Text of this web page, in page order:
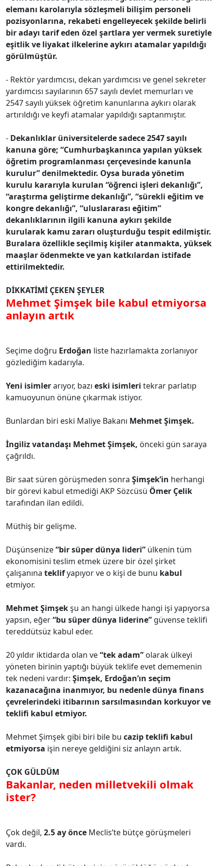
elemanı karolarıyla sözleşmeli bilişim personeli
pozisyonlarına, rekabeti engelleyecek şekilde belirli
bir adayı tarif eden özel şartlara yer vermek suretiyle
eşitlik ve liyakat ilkelerine aykırı atamalar yapıldığı
görülmüştür.
- Rektör yardımcısı, dekan yardımcısı ve genel sekreter
yardımcısı sayılarının 657 sayılı devlet memurları ve
2547 sayılı yüksek öğretim kanunlarına aykırı olarak
artırıldığı ve keyfi atamalar yapıldığı saptanmıştır.
- Dekanlıklar üniversitelerde sadece 2547 sayılı
kanuna göre; “Cumhurbaşkanınca yapılan yüksek
öğretim programlanması çerçevesinde kanunla
kurulur” denilmektedir. Oysa burada yönetim
kurulu kararıyla kurulan “öğrenci işleri dekanlığı”,
“araştırma geliştirme dekanlığı”, “sürekli eğitim ve
kongre dekanlığı”, “uluslararası eğitim”
dekanlıklarının ilgili kanuna aykırı şekilde
kurularak kamu zararı oluşturduğu tespit edilmiştir.
Buralara özellikle seçilmiş kişiler atanmakta, yüksek
maaşlar ödenmekte ve yan katkılardan istifade
ettirilmektedir.
DİKKATİMİ ÇEKEN ŞEYLER
Mehmet Şimşek bile kabul etmiyorsa
anlayın artık
Seçime doğru Erdoğan liste hazırlamakta zorlanıyor
gözlediğim kadarıyla.
Yeni isimlerarıyor, bazı eski isimleri tekrar parlatıp
kamuoyunun önüne çıkarmak istiyor.
Bunlardan biri eski Maliye Bakanı Mehmet Şimşek.
İngiliz vatandaşı Mehmet Şimşek, önceki gün saraya
çağrıldı.
Bir saat süren görüşmeden sonra Şimşek’in herhangi
bir görevi kabul etmediği AKP Sözcüsü Ömer Çelik
tarafından ilan edildi.
Müthiş bir gelişme.
Düşünsenize“bir süper dünya lideri” ülkenin tüm
ekonomisini teslim etmek üzere bir özel şirket
çalışanına teklifyapıyor ve o kişi de bunu kabul
etmiyor.
Mehmet Şimşekşu an hangi ülkede hangi işi yapıyorsa
yapsın, eğer“bu süper dünya liderine” güvense teklifi
tereddütsüz kabul eder.
20 yıldır iktidarda olan ve“tek adam” olarak ülkeyi
yöneten birinin yaptığı büyük teklife evet dememenin
tek nedeni vardır: Şimşek, Erdoğan’ın seçim
kazanacağına inanmıyor, bu nedenle dünya finans
çevrelerindeki itibarının sarsılmasından korkuyor ve
teklifi kabul etmiyor.
Mehmet Şimşek gibi biri bile bu cazip teklifi kabul
etmiyorsa işin nereye geldiğini siz anlayın artık.
ÇOK GÜLDÜM
Bakanlar, neden milletvekili olmak
ister?
Çok değil, 2.5 ay önce Meclis’te bütçe görüşmeleri
vardı.